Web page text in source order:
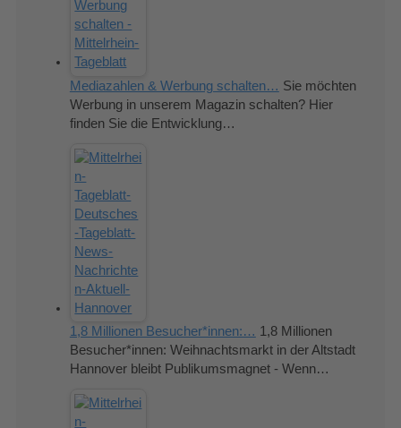
Mediazahlen & Werbung schalten… Sie möchten
Werbung in unserem Magazin schalten? Hier
finden Sie die Entwicklung…
1,8 Millionen Besucher*innen:… 1,8 Millionen
Besucher*innen: Weihnachtsmarkt in der Altstadt
Hannover bleibt Publikumsmagnet - Wenn…